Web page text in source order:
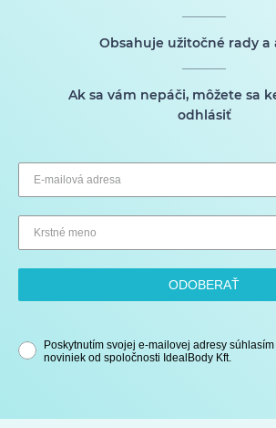
Obsahuje užitočné rady a
Ak sa vám nepáči, môžete sa
odhlásiť
ODOBERAŤ
Poskytnutím svojej e-mailovej adresy
noviniek od spoločnosti IdealBody Kft.